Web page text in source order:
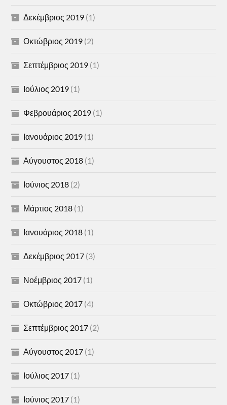
Δεκέμβριος 2019 (1)
Οκτώβριος 2019 (2)
Σεπτέμβριος 2019 (1)
Ιούλιος 2019 (1)
Φεβρουάριος 2019 (1)
Ιανουάριος 2019 (1)
Αύγουστος 2018 (1)
Ιούνιος 2018 (2)
Μάρτιος 2018 (1)
Ιανουάριος 2018 (1)
Δεκέμβριος 2017 (3)
Νοέμβριος 2017 (1)
Οκτώβριος 2017 (4)
Σεπτέμβριος 2017 (2)
Αύγουστος 2017 (1)
Ιούλιος 2017 (1)
Ιούνιος 2017 (1)